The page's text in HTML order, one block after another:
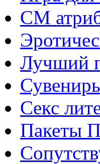
СМ
Лучший
Секс
Пакеты